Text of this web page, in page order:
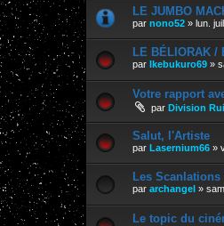
LE JUMBO
par nono52 » lun.
LE BÉLIORAK /
par Ikebukuro69 »
Votre rapport
par Division
Salut, l'Artiste
par Lasernium66 »
Les Scanlations
par archangel »
Le topic du